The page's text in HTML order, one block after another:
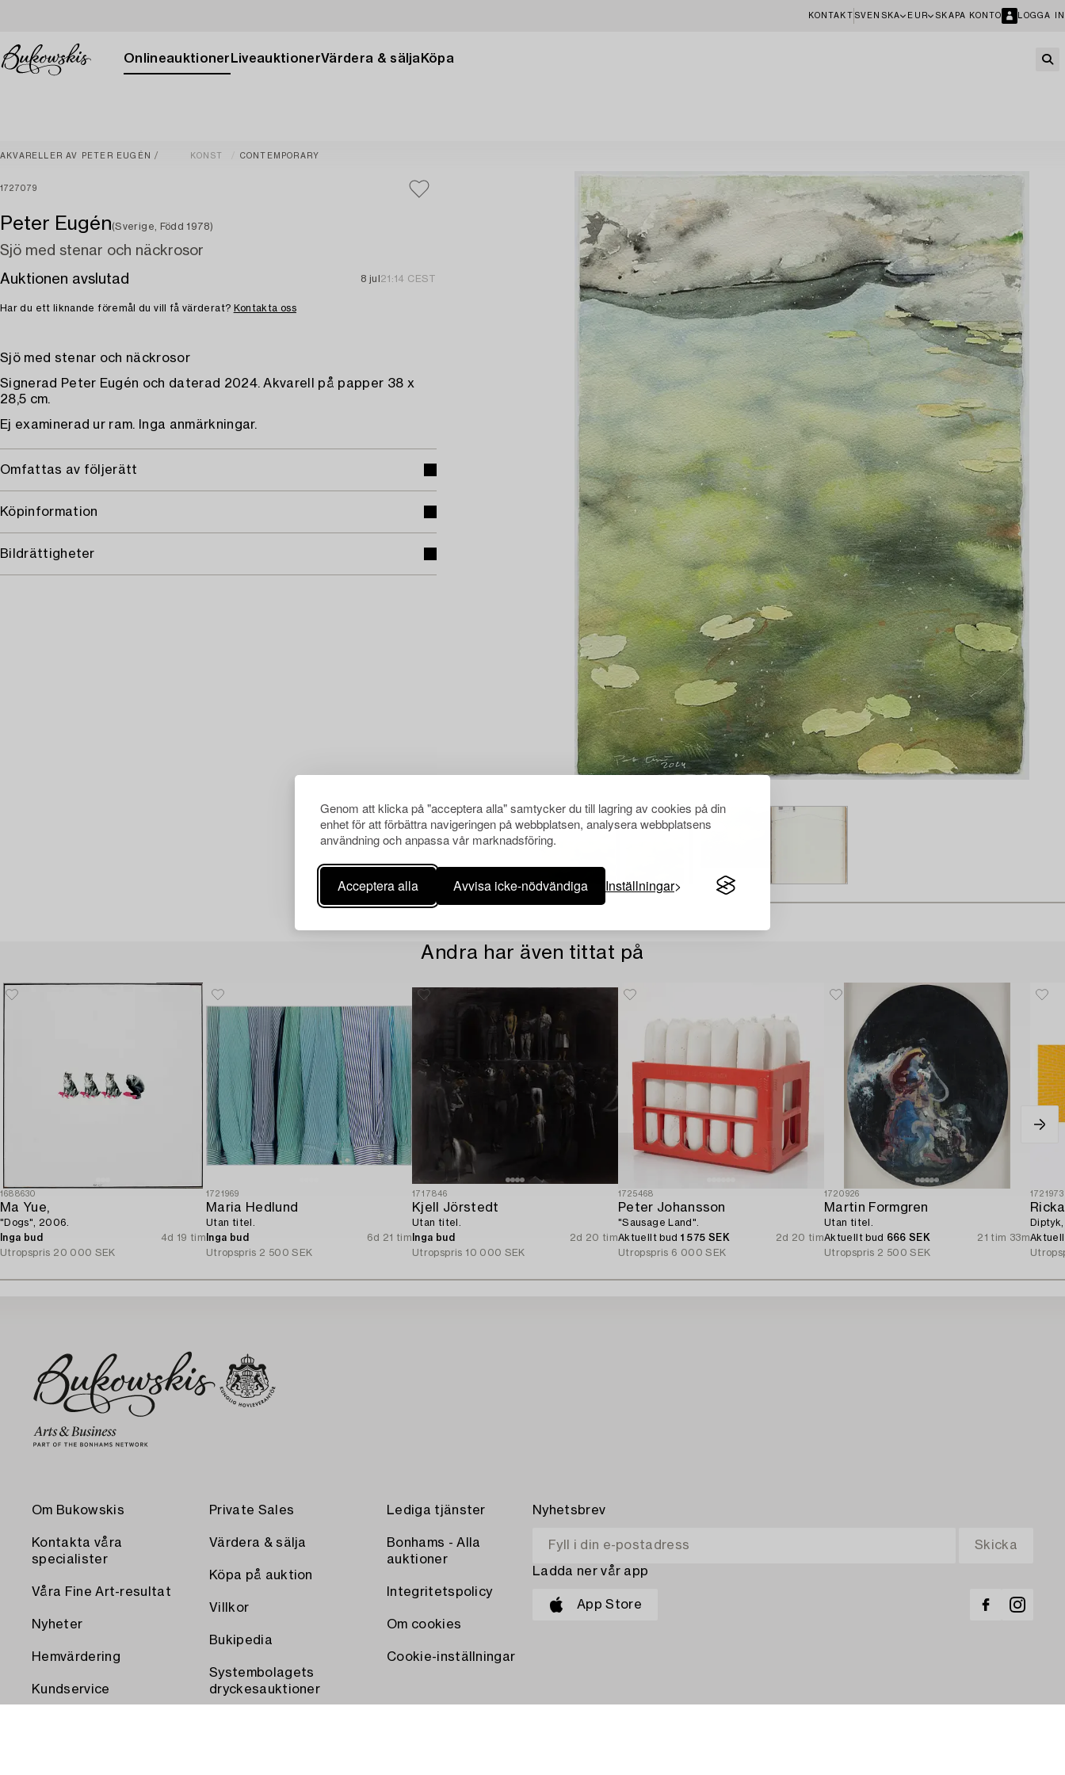
Genom att klicka på "acceptera alla" samtycker du till lagring av cookies på din
enhet för att förbättra navigeringen på webbplatsen, analysera webbplatsens
användning och anpassa vår marknadsföring.
Acceptera alla Avvisa icke-nödvändiga Inställningar
KONTAKT SVENSKA EUR SKAPA KONTO LOGGA IN
Onlineauktioner LiveauktionerVärdera & sälja Köpa
AKVARELLER AV PETER EUGÉN KONST CONTEMPORARY
1727079
Peter Eugén(Sverige, Född 1978)
Sjö med stenar och näckrosor
Auktionen avslutad
8 jul 21:14 CEST
Har du ett liknande föremål du vill få värderat? Kontakta oss
Sjö med stenar och näckrosor
Signerad Peter Eugén och daterad 2024. Akvarell på papper 38 x
28,5 cm.
Ej examinerad ur ram. Inga anmärkningar.
Omfattas av följerätt
Köpinformation
Bildrättigheter
Andra har även tittat på
1688630
Ma Yue,
"Dogs", 2006.
Inga bud
4d 19 tim
Utropspris 20 000 SEK
1721969
Maria Hedlund
Utan titel.
Inga bud
6d 21 tim
Utropspris 2 500 SEK
1717846
Kjell Jörstedt
Utan titel.
Inga bud
2d 20 tim
Utropspris 10 000 SEK
1725468
Peter Johansson
"Sausage Land".
Aktuellt bud 1 575 SEK
2d 20 tim
Utropspris 6 000 SEK
1720926
Martin Formgren
Utan titel.
Aktuellt bud 666 SEK
21 tim 33m
Utropspris 2 500 SEK
1721973
Om Bukowskis
Kontakta våra
specialister
Våra Fine Art-resultat
Nyheter
Hemvärdering
Kundservice
Private Sales
Värdera & sälja
Köpa på auktion
Villkor
Bukipedia
Systembolagets
dryckesauktioner
Lediga tjänster
Bonhams - Alla
auktioner
Integritetspolicy
Om cookies
Cookie-inställningar
Nyhetsbrev
Ladda ner vår app
App Store